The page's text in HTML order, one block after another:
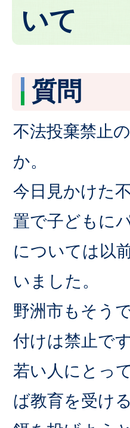
いて
質問
不法投棄禁止
か。
今日見かけた
置で子どもに
については以
いました。
野洲市もそう
付けは禁止で
若い人にとっ
ば教育を受け